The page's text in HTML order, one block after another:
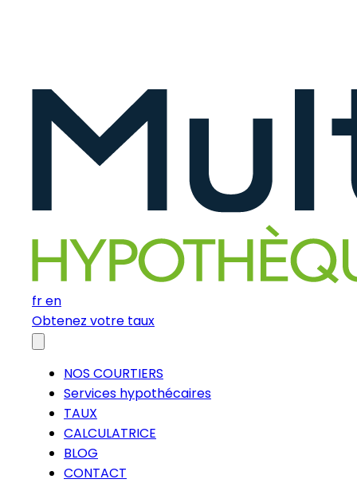
fren
Obtenez votre taux
NOS COURTIERS
Services hypothécaires
TAUX
CALCULATRICE
BLOG
CONTACT